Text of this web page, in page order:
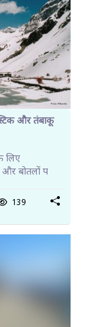
और तंबाकू
लिए
और बोतलों प
139